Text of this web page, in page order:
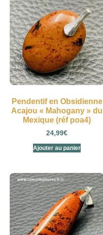
Pendentif en Obsidienne
Acajou « Mahogany » du
Mexique (réf poa4)
24,99€
Ajouter au panier